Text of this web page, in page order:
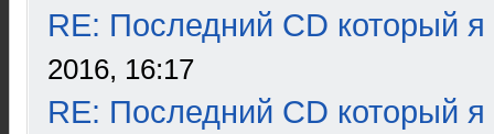
RE: Последний CD который я
2016, 16:17
RE: Последний CD который я